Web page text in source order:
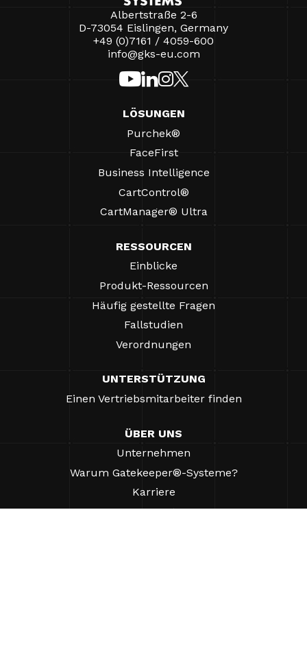
Albertstraße 2-6
D-73054 Eislingen, Germany
+49 (0)7161 / 4059-600
info@gks-eu.com
LÖSUNGEN
Purchek®
FaceFirst
Business Intelligence
CartControl®
CartManager® Ultra
RESSOURCEN
Einblicke
Produkt-Ressourcen
Häufig gestellte Fragen
Fallstudien
Verordnungen
UNTERSTÜTZUNG
Einen Vertriebsmitarbeiter finden
ÜBER UNS
Unternehmen
Warum Gatekeeper®-Systeme?
Karriere
Unsere Partner